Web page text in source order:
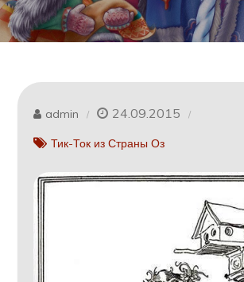
admin 24.09.2015
Тик-Ток из Страны Оз